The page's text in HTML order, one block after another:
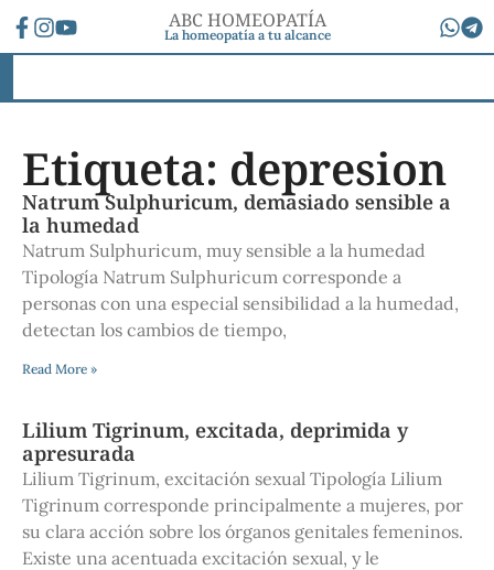
ABC HOMEOPATÍA
La homeopatía a tu alcance
Etiqueta: depresion
Natrum Sulphuricum, demasiado sensible a
la humedad
Natrum Sulphuricum, muy sensible a la humedad
Tipología Natrum Sulphuricum corresponde a
personas con una especial sensibilidad a la humedad,
detectan los cambios de tiempo,
Read More »
Lilium Tigrinum, excitada, deprimida y
apresurada
Lilium Tigrinum, excitación sexual Tipología Lilium
Tigrinum corresponde principalmente a mujeres, por
su clara acción sobre los órganos genitales femeninos.
Existe una acentuada excitación sexual, y le